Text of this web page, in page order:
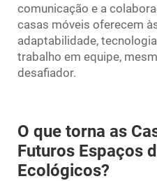
comunicação e a
casas móveis oferecem
adaptabilidade,
trabalho em equipe,
desafiador.
O que torna as
Futuros Espaços
Ecológicos?